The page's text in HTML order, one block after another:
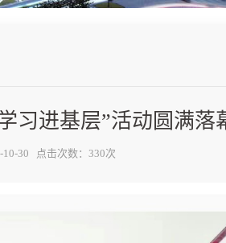
习进基层”活动圆满落
10-30 点击次数：330次